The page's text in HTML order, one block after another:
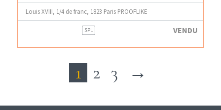
Louis XVIII, 1/4 de franc, 1823 Paris PROOFLIKE
SPL VENDU
1 2 3 →